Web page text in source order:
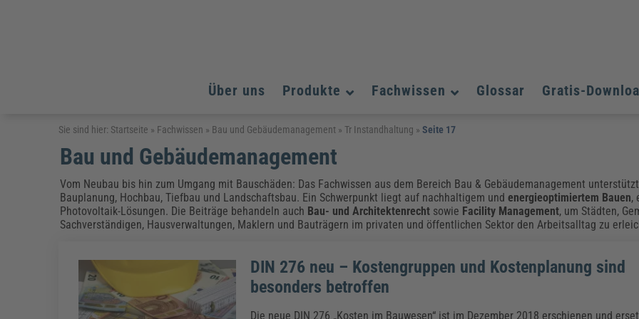
Über uns Produkte
Arbeitsschutz
Fachpublikationen & Arbeitshilfen
Arbeitssicherheit & Gesundheitsschutz Aushangpflichtige Gesetze & Vorschriften
Brandschutz
Chemikalen & Gefahrstoffe
Arbeitsschutz & Brandschutz Gefahrstoffe & REACH
Assistenz und Office-Management
Weiterbildungen (AKADEMIE HERKERT)
Assistenz & Office-Management
Baurecht & Architektenrecht Bauausführung
Energieoptimiertes & klimaneutrales Bauen
Immobilienwirtschaft
Bau, Immobilien & Gebäudemanagement
Bildung und Erziehung
Fachpublikationen & Arbeitshilfen
Datenschutz und IT-Sicherheit
Fachpublikationen & Arbeitshilfen
Datenschutz & IT-Sicherheit
Elektrosicherheit & Elektrotechnik
Energie und Umwelt
Fachpublikationen & Arbeitshilfen
Weiterbildungen (AKADEMIE HERKERT)
Führung und Management
Fachpublikationen & Arbeitshilfen
Weiterbildungen (AKADEMIE HERKERT)
Fachwissen
Arbeitsschutz Assistenz und Office-Management
Bildung und Erziehung
Energie und Umwelt
Führung und Management
Kommunales
Künstliche Intelligenz
Glossar Gratis-
Arbeitsschutz Assistenz und Office-Management
Bildung und Erziehung
Energie und Umwelt
Führung und Management
Kommunales
Künstliche Intelligenz
Sie sind hier: Startseite » Fachwissen » Bau und Gebäudemanagement »Tr Instandhaltung »Seite 17
Bau und Gebäudemanagement
Vom Neubau bis hin zum Umgang mit Bauschäden: Das Fachwissen aus dem Bereich Bau & Gebäudemanagement
Bauplanung, Hochbau, Tiefbau und Landschaftsbau. Ein Schwerpunkt liegt auf nachhaltigem undenergieoptimiertem Bauen,
Photovoltaik-Lösungen. Die Beiträge behandeln auch Bau- und Architektenrecht sowie Facility Management, um Städten,
Sachverständigen, Hausverwaltungen, Maklern und Bauträgern im privaten und öffentlichen Sektor den Arbeitsalltag zu
DIN 276 neu – Kostengruppen und Kostenplanung sind
besonders betroffen
Die neue DIN 276 „Kosten im Bauwesen“ ist im Dezember 2018 erschienen und